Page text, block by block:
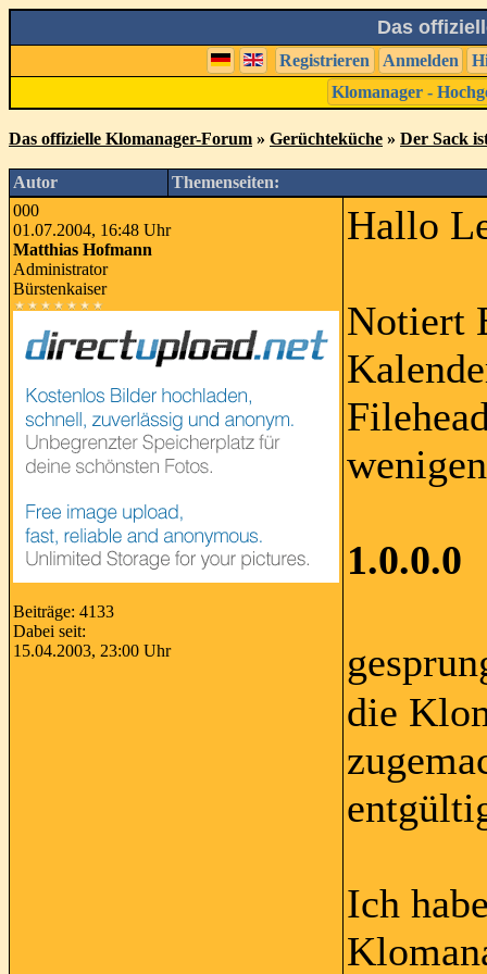
Das
Registrieren Anmelden
Klomanager -
Das offizielle Klomanager-Forum » Gerüchteküche » Der Sack
Autor
Themenseiten:
000
01.07.2004, 16:48 Uhr
Matthias Hofmann
Administrator
Bürstenkaiser
Beiträge: 4133
Dabei seit:
15.04.2003, 23:00 Uhr
Hallo
Notiert
1.0.0.0
die
Ich